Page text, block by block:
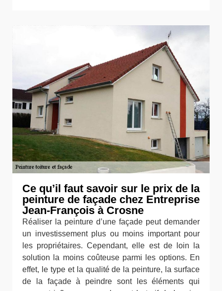
Ce qu’il faut savoir sur le prix de la
peinture de façade chez Entreprise
Jean-François à Crosne
Réaliser la peinture d’une façade peut demander
un investissement plus ou moins important pour
les propriétaires. Cependant, elle est de loin la
solution la moins coûteuse parmi les options. En
effet, le type et la qualité de la peinture, la surface
de la façade à peindre sont les éléments qui